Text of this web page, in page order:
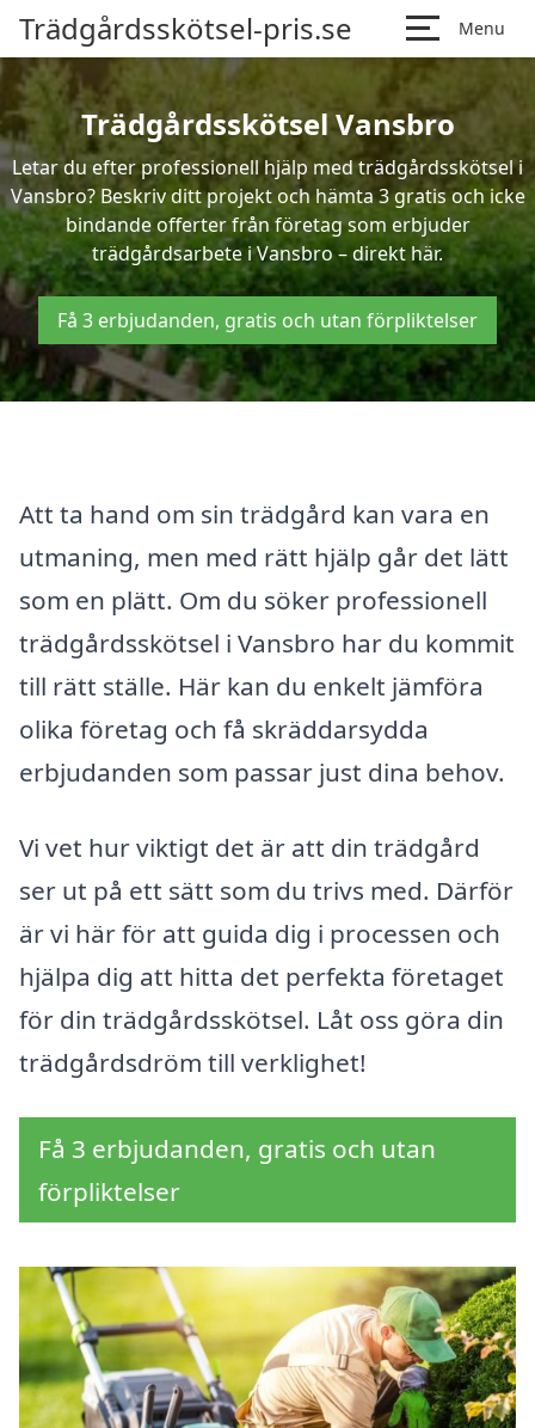
Trädgårdsskötsel-pris.se Menu
Trädgårdsskötsel Vansbro
Letar du efter professionell hjälp med trädgårdsskötsel i
Vansbro? Beskriv ditt projekt och hämta 3 gratis och icke
bindande offerter från företag som erbjuder
trädgårdsarbete i Vansbro – direkt här.
Få 3 erbjudanden, gratis och utan förpliktelser
Att ta hand om sin trädgård kan vara en
utmaning, men med rätt hjälp går det lätt
som en plätt. Om du söker professionell
trädgårdsskötsel i Vansbro har du kommit
till rätt ställe. Här kan du enkelt jämföra
olika företag och få skräddarsydda
erbjudanden som passar just dina behov.
Vi vet hur viktigt det är att din trädgård
ser ut på ett sätt som du trivs med. Därför
är vi här för att guida dig i processen och
hjälpa dig att hitta det perfekta företaget
för din trädgårdsskötsel. Låt oss göra din
trädgårdsdröm till verklighet!
Få 3 erbjudanden, gratis och utan
förpliktelser